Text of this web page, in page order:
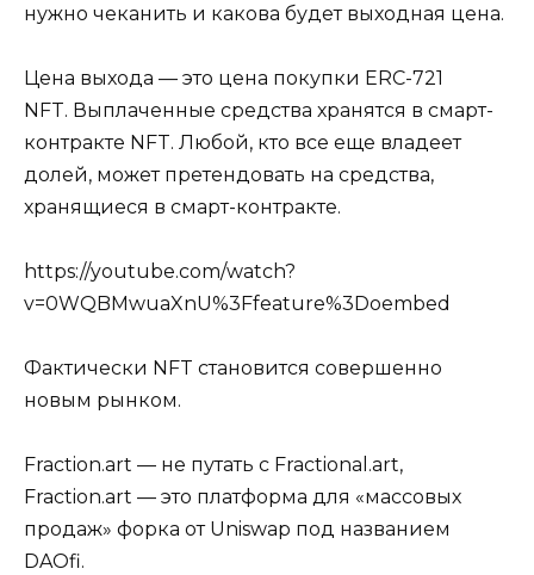
нужно чеканить и какова будет выходная цена.
Цена выхода — это цена покупки ERC-721
NFT. Выплаченные средства хранятся в смарт-
контракте NFT. Любой, кто все еще владеет
долей, может претендовать на средства,
хранящиеся в смарт-контракте.
https://youtube.com/watch?
v=0WQBMwuaXnU%3Ffeature%3Doembed
Фактически NFT становится совершенно
новым рынком.
Fraction.art — не путать с Fractional.art,
Fraction.art — это платформа для «массовых
продаж» форка от Uniswap под названием
DAOfi.